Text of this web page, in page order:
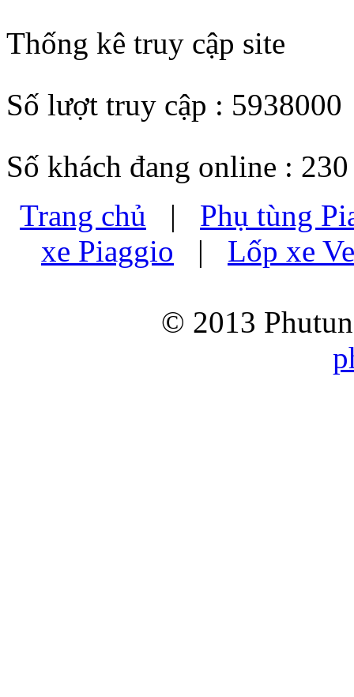
Thống kê truy cập site
Số lượt truy cập : 5938000
Số khách đang online : 230
Trang chủ | Phụ tùng
xe Piaggio | Lốp xe
© 2013